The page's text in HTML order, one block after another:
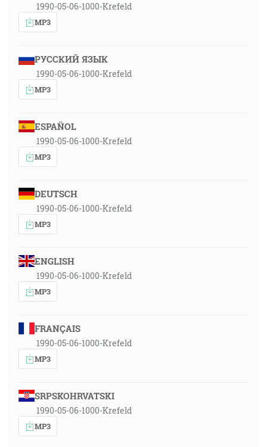
1990-05-06-1000-Krefeld
MP3
РУССКИЙ ЯЗЫК
1990-05-06-1000-Krefeld
MP3
ESPAÑOL
1990-05-06-1000-Krefeld
MP3
DEUTSCH
1990-05-06-1000-Krefeld
MP3
ENGLISH
1990-05-06-1000-Krefeld
MP3
FRANÇAIS
1990-05-06-1000-Krefeld
MP3
SRPSKOHRVATSKI
1990-05-06-1000-Krefeld
MP3